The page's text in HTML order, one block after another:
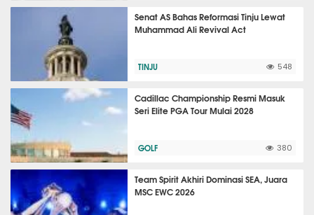
Senat AS Bahas Reformasi Tinju Lewat
Muhammad Ali Revival Act
TINJU 548
Cadillac Championship Resmi Masuk
Seri Elite PGA Tour Mulai 2028
GOLF 380
Team Spirit Akhiri Dominasi SEA, Juara
MSC EWC 2026